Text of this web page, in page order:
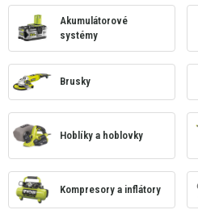
Akumulátorové
systémy
Brusky
Hoblíky a hoblovky
Kompresory a inflátory